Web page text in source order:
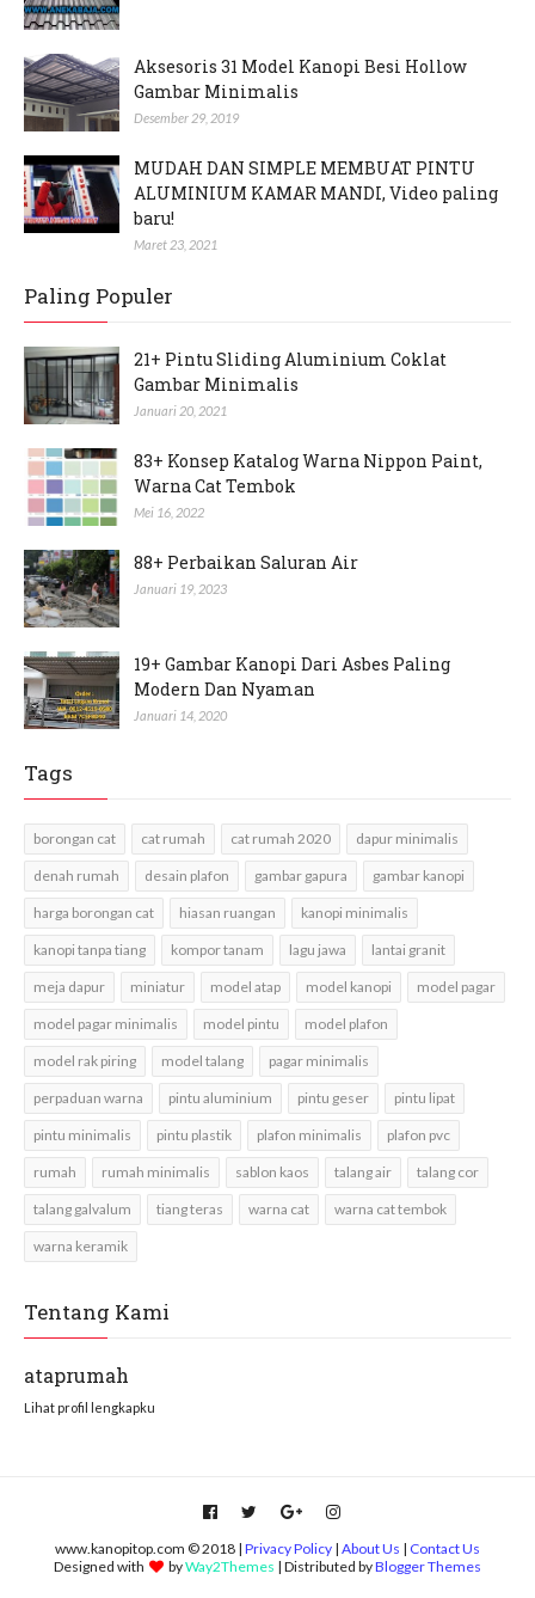
Aksesoris 31 Model Kanopi Besi Hollow
Gambar Minimalis
Desember 29, 2019
MUDAH DAN SIMPLE MEMBUAT PINTU
ALUMINIUM KAMAR MANDI, Video paling
baru!
Maret 23, 2021
Paling Populer
21+ Pintu Sliding Aluminium Coklat
Gambar Minimalis
Januari 20, 2021
83+ Konsep Katalog Warna Nippon Paint,
Warna Cat Tembok
Mei 16, 2022
88+ Perbaikan Saluran Air
Januari 19, 2023
19+ Gambar Kanopi Dari Asbes Paling
Modern Dan Nyaman
Januari 14, 2020
Tags
borongan cat cat rumah cat rumah 2020 dapur minimalis
denah rumah desain plafon gambar gapura gambar kanopi
harga borongan cat hiasan ruangan kanopi minimalis
kanopi tanpa tiang kompor tanam lagu jawa lantai granit
meja dapur miniatur model atap model kanopi model pagar
model pagar minimalis model pintu model plafon
model rak piring model talang pagar minimalis
perpaduan warna pintu aluminium pintu geser pintu lipat
pintu minimalis pintu plastik plafon minimalis plafon pvc
rumah rumah minimalis sablon kaos talang air talang cor
talang galvalum tiang teras warna cat warna cat tembok
warna keramik
Tentang Kami
ataprumah
Lihat profil lengkapku
www.kanopitop.com © 2018 | Privacy Policy | About Us | Contact Us
Designed with
byWay2Themes | Distributed byBlogger Themes